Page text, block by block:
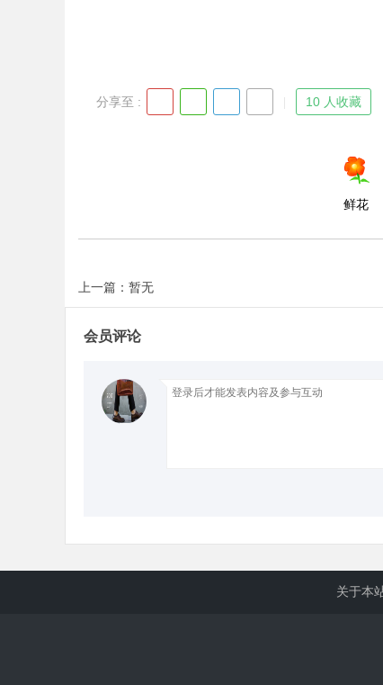
d
分享至 : 10 人收藏
鲜花
上一篇：暂无
会员评论
关于本